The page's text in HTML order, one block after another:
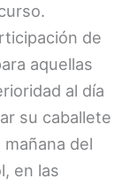
de
aquellas
al día
su caballete
del
en las